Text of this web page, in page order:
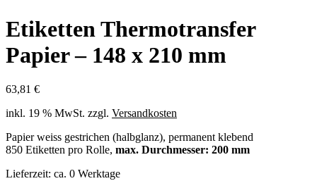
Etiketten Thermotransfer
Papier – 148 x 210 mm
63,81 €
inkl. 19 % MwSt. zzgl. Versandkosten
Papier weiss gestrichen (halbglanz), permanent klebend
850 Etiketten pro Rolle, max. Durchmesser: 200 mm
Lieferzeit: ca. 0 Werktage